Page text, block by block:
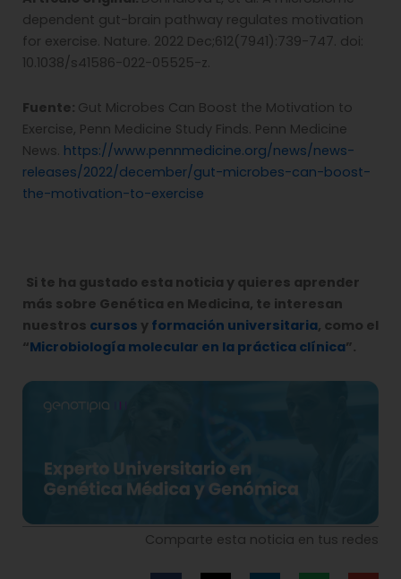
dependent gut-brain pathway regulates motivation
for exercise. Nature. 2022 Dec;612(7941):739-747. doi:
10.1038/s41586-022-05525-z.
Fuente: Gut Microbes Can Boost the Motivation to
Exercise, Penn Medicine Study Finds. Penn Medicine
News. https://www.pennmedicine.org/news/news-
releases/2022/december/gut-microbes-can-boost-
the-motivation-to-exercise
Si te ha gustado esta noticia y quieres aprender
más sobre Genética en Medicina, te interesan
nuestros cursos y formación universitaria, como el
“Microbiología molecular en la práctica clínica”.
Comparte esta noticia en tus redes